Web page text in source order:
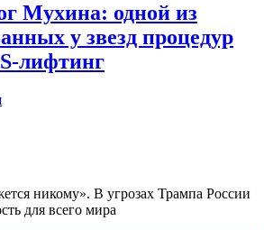
Мухина: одной из
у звезд процедур
лифтинг
никому». В угрозах Трампа России
для всего мира